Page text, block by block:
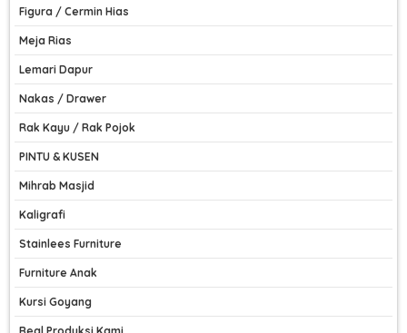
Figura / Cermin Hias
Meja Rias
Lemari Dapur
Nakas / Drawer
Rak Kayu / Rak Pojok
PINTU & KUSEN
Mihrab Masjid
Kaligrafi
Stainlees Furniture
Furniture Anak
Kursi Goyang